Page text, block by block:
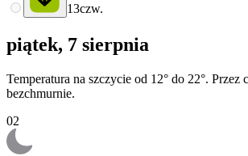
13czw.
piątek, 7 sierpnia
Temperatura na szczycie od 12° do 22°. Przez
bezchmurnie.
02